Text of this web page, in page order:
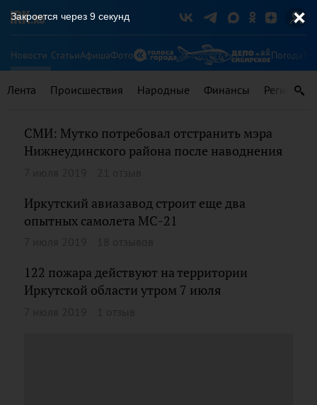
Новости СтатьиАфишаФото Погода
Лента Происшествия Народные Финансы Регионы
СМИ: Мутко потребовал отстранить мэра
Нижнеудинского района после наводнения
Иркутский авиазавод строит еще два
опытных самолета МС-21
122 пожара действуют на территории
Иркутской области утром 7 июля
Закроется через 9 секунд